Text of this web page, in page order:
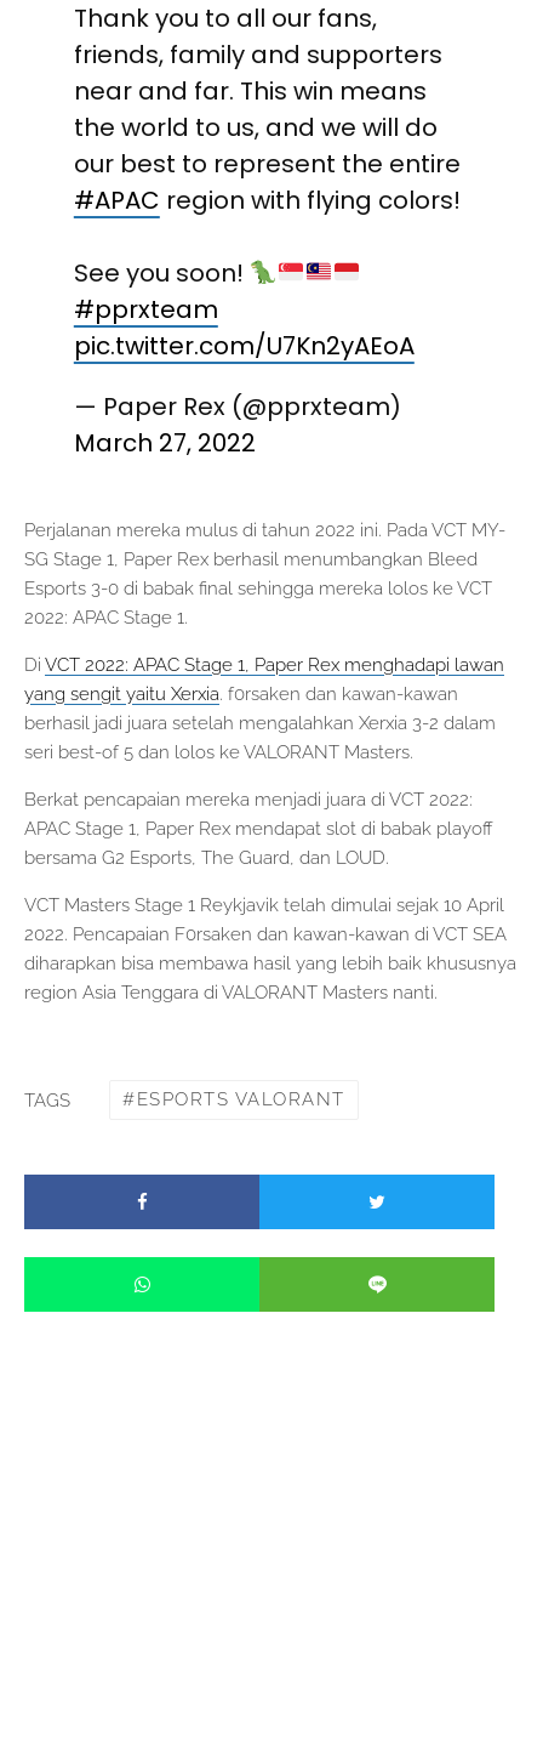
Thank you to all our fans,
friends, family and supporters
near and far. This win means
the world to us, and we will do
our best to represent the entire
#APAC region with flying colors!
See you soon!
#pprxteam
pic.twitter.com/U7Kn2yAEoA
— Paper Rex (@pprxteam)
March 27, 2022
Perjalanan mereka mulus di tahun 2022 ini. Pada VCT MY-
SG Stage 1, Paper Rex berhasil menumbangkan Bleed
Esports 3-0 di babak final sehingga mereka lolos ke VCT
2022: APAC Stage 1.
Di VCT 2022: APAC Stage 1, Paper Rex menghadapi lawan
yang sengit yaitu Xerxia. f0rsaken dan kawan-kawan
berhasil jadi juara setelah mengalahkan Xerxia 3-2 dalam
seri best-of 5 dan lolos ke VALORANT Masters.
Berkat pencapaian mereka menjadi juara di VCT 2022:
APAC Stage 1, Paper Rex mendapat slot di babak playoff
bersama G2 Esports, The Guard, dan LOUD.
VCT Masters Stage 1 Reykjavik telah dimulai sejak 10 April
2022. Pencapaian F0rsaken dan kawan-kawan di VCT SEA
diharapkan bisa membawa hasil yang lebih baik khususnya
region Asia Tenggara di VALORANT Masters nanti.
TAGS ESPORTS VALORANT